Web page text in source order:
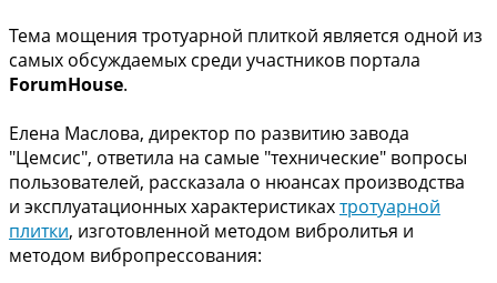
Тема мощения тротуарной плиткой является одной из
самых обсуждаемых среди участников портала
ForumHouse.
Елена Маслова, директор по развитию завода
"Цемсис", ответила на самые "технические" вопросы
пользователей, рассказала о нюансах производства
и эксплуатационных характеристикахтротуарной
плитки, изготовленной методом вибролитья и
методом вибропрессования: